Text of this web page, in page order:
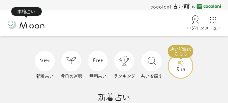
本格占い
ログイン メニュー
新着占い 今日の運勢 無料占い ランキング 占いを探す
新着占い